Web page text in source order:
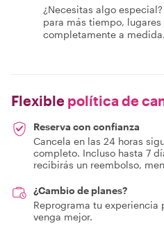
¿Necesitas algo especial?
para más tiempo,
completamente a medida.
Flexible política de
Reserva con confianza
Cancela en las 24 horas
completo. Incluso hasta 7
recibirás un reembolso,
¿Cambio de planes?
Reprograma tu experiencia
venga mejor.